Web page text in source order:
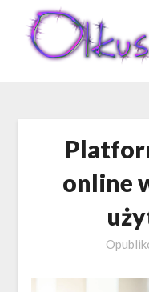
content
online